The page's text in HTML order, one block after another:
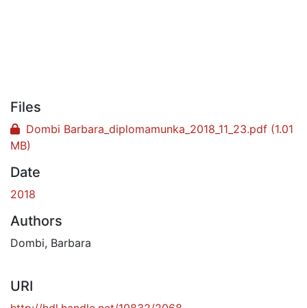
Files
Dombi Barbara_diplomamunka_2018_11_23.pdf (1.01
MB)
Date
2018
Authors
Dombi, Barbara
URI